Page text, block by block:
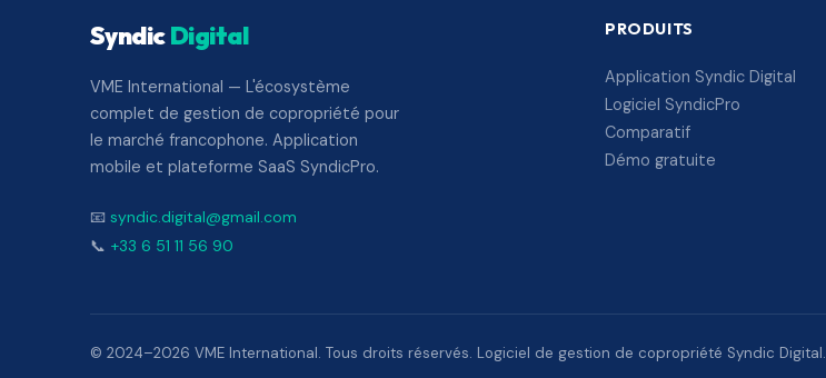
SyndicDigital
VME International — L'écosystème
complet de gestion de copropriété pour
le marché francophone. Application
mobile et plateforme SaaS SyndicPro.
📧 syndic.digital@gmail.com
📞 +33 6 51 11 56 90
PRODUITS
Application Syndic Digital
Logiciel SyndicPro
Comparatif
Démo gratuite
© 2024–2026 VME International. Tous droits réservés. Logiciel de gestion de copropriété Syndic Digital.